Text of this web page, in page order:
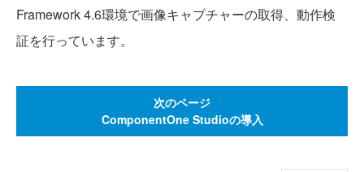
Framework 4.6環境で画像キャプチャーの取得、動作検
証を行っています。
次のページ
ComponentOne Studioの導入